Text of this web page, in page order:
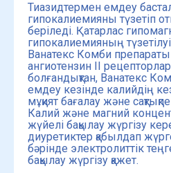
Тиазидтермен емдеу
гипокалиемияны түзетіп
беріледі. Қатарлас
гипокалиемияның
Ванатекс Комби
ангиотензин II
болғандықтан, Ванатекс
емдеу кезінде калийдің
мұқият бағалау және
Калий және магний
жүйелі бақылау жүргізу
диуретиктер қабылдап
бәрінде электролиттік
бақылау жүргізу қажет.